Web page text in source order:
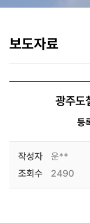
보도자료
광주도
등
작성자
운**
조회수
2490